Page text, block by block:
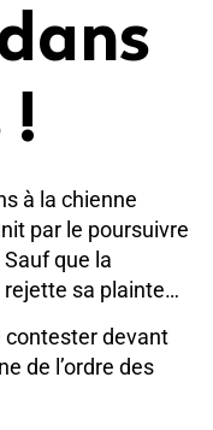
!
à la chienne
par le poursuivre
que la
sa plainte…
contester devant
de l’ordre des